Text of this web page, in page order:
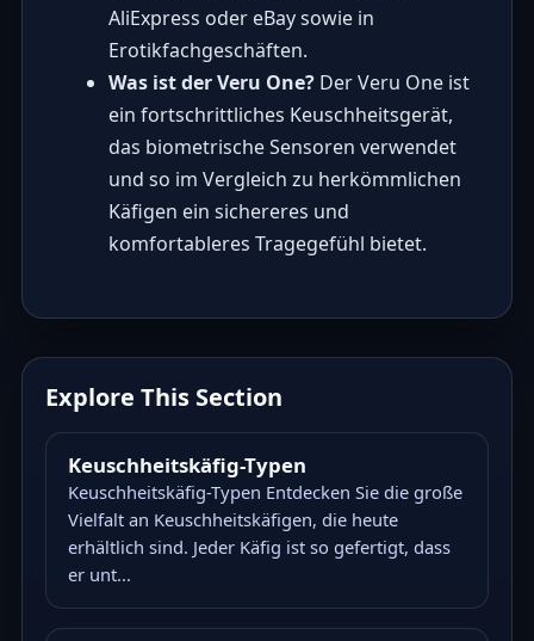
AliExpress oder eBay sowie in
Erotikfachgeschäften.
Was ist der Veru One?Der Veru One ist
ein fortschrittliches Keuschheitsgerät,
das biometrische Sensoren verwendet
und so im Vergleich zu herkömmlichen
Käfigen ein sichereres und
komfortableres Tragegefühl bietet.
Explore This Section
Keuschheitskäfig-Typen
Keuschheitskäfig-Typen Entdecken Sie die große
Vielfalt an Keuschheitskäfigen, die heute
erhältlich sind. Jeder Käfig ist so gefertigt, dass
er unt...